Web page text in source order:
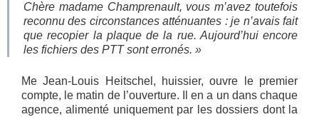
Chère madame Champrenault, vous m’avez toutefois
reconnu des circonstances atténuantes : je n’avais fait
que recopier la plaque de la rue. Aujourd’hui encore
les fichiers des PTT sont erronés. »
Me Jean-Louis Heitschel, huissier, ouvre le premier
compte, le matin de l’ouverture. Il en a un dans chaque
agence, alimenté uniquement par les dossiers dont la